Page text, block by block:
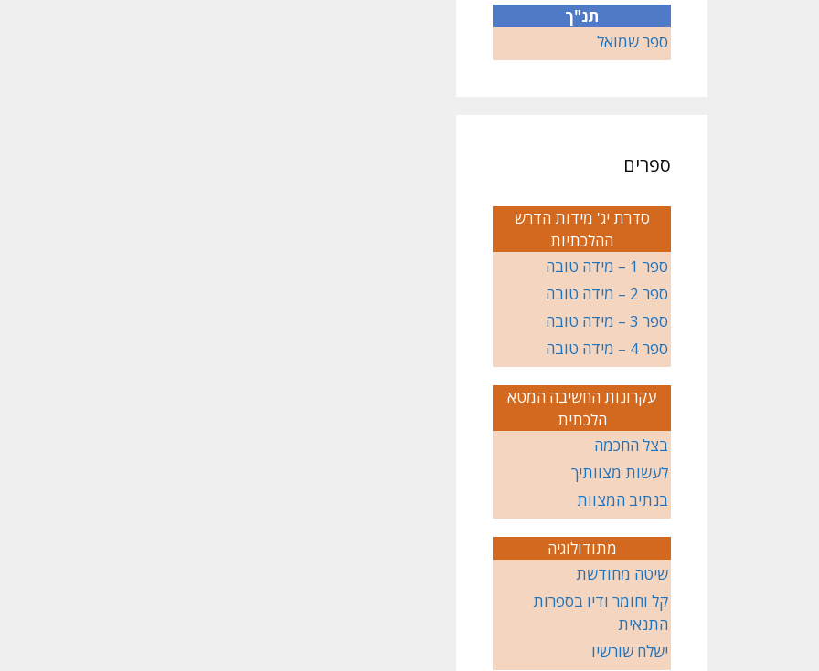
תנ"ך
ספר שמואל
ספרים
סדרת יג' מידות הדרש
ההלכתיות
ספר 1 – מידה טובה
ספר 2 – מידה טובה
ספר 3 – מידה טובה
ספר 4 – מידה טובה
עקרונות החשיבה המטא
הלכתית
בצל החכמה
לעשות מצוותיך
בנתיב המצוות
מתודולוגיה
שיטה מחודשת
קל וחומר ודיו בספרות
התנאית
ישלח שורשיו